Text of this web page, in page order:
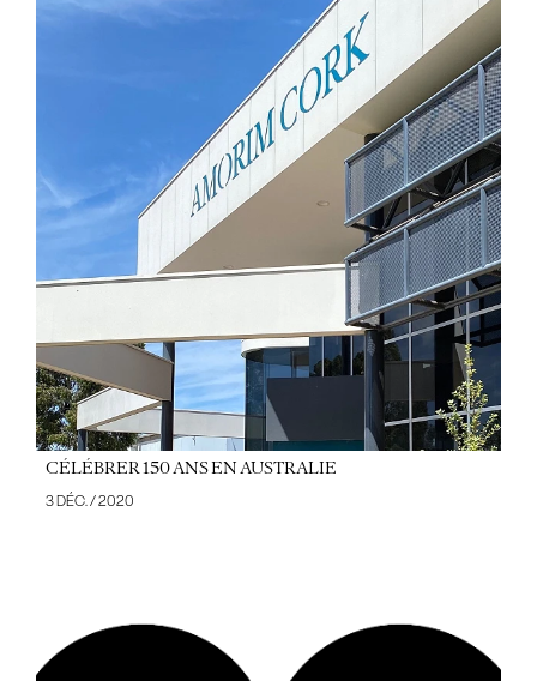
CÉLÉBRER 150 ANS EN AUSTRALIE
3 DÉC. / 2020